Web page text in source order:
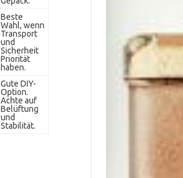
Beste
Wahl, wenn
Transport
und
Sicherheit
Priorität
haben.
Gute DIY-
Option.
Achte auf
Belüftung
und
Stabilität.